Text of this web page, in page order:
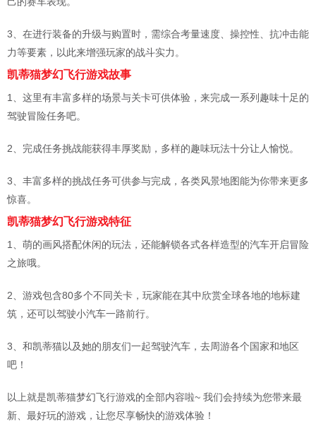
3、在进行装备的升级与购置时，需综合考量速度、操控性、抗冲击能
力等要素，以此来增强玩家的战斗实力。
凯蒂猫梦幻飞行游戏故事
1、这里有丰富多样的场景与关卡可供体验，来完成一系列趣味十足的
驾驶冒险任务吧。
2、完成任务挑战能获得丰厚奖励，多样的趣味玩法十分让人愉悦。
3、丰富多样的挑战任务可供参与完成，各类风景地图能为你带来更多
惊喜。
凯蒂猫梦幻飞行游戏特征
1、萌的画风搭配休闲的玩法，还能解锁各式各样造型的汽车开启冒险
之旅哦。
2、游戏包含80多个不同关卡，玩家能在其中欣赏全球各地的地标建
筑，还可以驾驶小汽车一路前行。
3、和凯蒂猫以及她的朋友们一起驾驶汽车，去周游各个国家和地区
吧！
以上就是凯蒂猫梦幻飞行游戏的全部内容啦~ 我们会持续为您带来最
新、最好玩的游戏，让您尽享畅快的游戏体验！